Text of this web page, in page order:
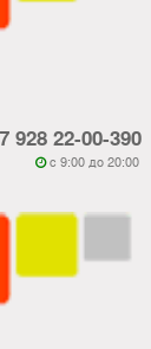
928 22-00-390
 c 9:00 до 20:00